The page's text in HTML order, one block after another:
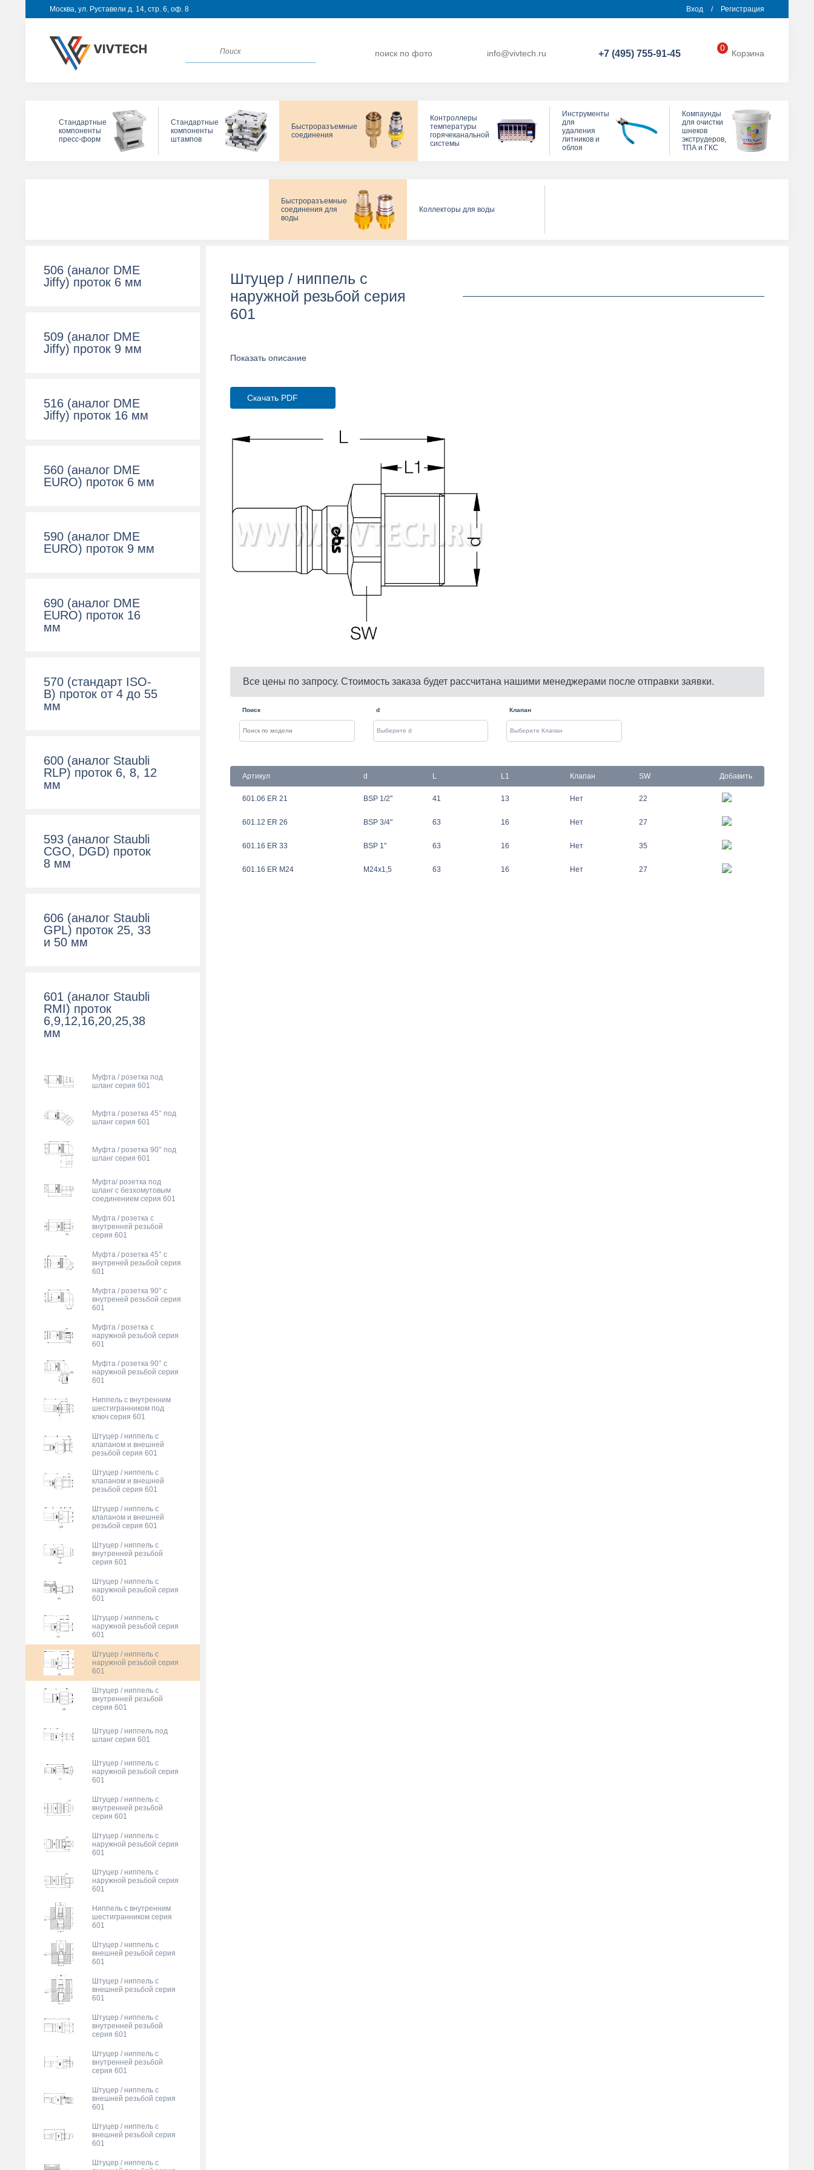
Москва, ул. Руставели д. 14, стр. 6, оф. 8 Вход / Регистрация
поиск по фото info@vivtech.ru +7 (495) 755-91-45
0
Корзина
Стандартные
компоненты
пресс-форм
Стандартные
компоненты
штампов
Быстроразъемные
соединения
Контроллеры
температуры
горячеканальной
системы
Инструменты
для
удаления
литников и
облоя
Компаунды
для очистки
шнеков
экструдеров,
ТПА и ГКС
Быстроразъемные
соединения для
воды
Коллекторы для воды
506 (аналог DME
Jiffy) проток 6 мм
509 (аналог DME
Jiffy) проток 9 мм
516 (аналог DME
Jiffy) проток 16 мм
560 (аналог DME
EURO) проток 6 мм
590 (аналог DME
EURO) проток 9 мм
690 (аналог DME
EURO) проток 16
мм
570 (cтандарт ISO-
B) проток от 4 до 55
мм
600 (aналог Staubli
RLP) проток 6, 8, 12
мм
593 (аналог Staubli
CGO, DGD) проток
8 мм
606 (аналог Staubli
GPL) проток 25, 33
и 50 мм
601 (аналог Staubli
RMI) проток
6,9,12,16,20,25,38
мм
Муфта / розетка под
шланг серия 601
Муфта / розетка 45° под
шланг серия 601
Муфта / розетка 90° под
шланг серия 601
Муфта/ розетка под
шланг с безхомутовым
соединением серия 601
Муфта / розетка с
внутренней резьбой
серия 601
Муфта / розетка 45° с
внутреней резьбой серия
601
Муфта / розетка 90° с
внутреней резьбой серия
601
Муфта / розетка с
наружной резьбой серия
601
Муфта / розетка 90° с
наружной резьбой серия
601
Ниппель с внутренним
шестигранником под
ключ серия 601
Штуцер / ниппель с
клапаном и внешней
резьбой серия 601
Штуцер / ниппель с
клапаном и внешней
резьбой серия 601
Штуцер / ниппель с
клапаном и внешней
резьбой серия 601
Штуцер / ниппель с
внутренней резьбой
серия 601
Штуцер / ниппель с
наружной резьбой серия
601
Штуцер / ниппель с
наружной резьбой серия
601
Штуцер / ниппель с
наружной резьбой серия
601
Штуцер / ниппель с
внутренней резьбой
серия 601
Штуцер / ниппель под
шланг серия 601
Штуцер / ниппель с
наружной резьбой серия
601
Штуцер / ниппель с
внутренней резьбой
серия 601
Штуцер / ниппель с
наружной резьбой серия
601
Штуцер / ниппель с
наружной резьбой серия
601
Ниппель с внутренним
шестигранником серия
601
Штуцер / ниппель с
внешней резьбой серия
601
Штуцер / ниппель с
внешней резьбой серия
601
Штуцер / ниппель с
внутренней резьбой
серия 601
Штуцер / ниппель с
внутренней резьбой
серия 601
Штуцер / ниппель с
внешней резьбой серия
601
Штуцер / ниппель с
внешней резьбой серия
601
Штуцер / ниппель с
Штуцер / ниппель с
наружной резьбой серия
601
Показать описание
Скачать PDF
Все цены по запросу. Стоимость заказа будет рассчитана нашими менеджерами после отправки заявки.
Поиск d Клапан
Артикул d L L1 Клапан SW Добавить
601.06 ER 21 BSP 1/2" 41 13 Нет 22
601.12 ER 26 BSP 3/4" 63 16 Нет 27
601.16 ER 33 BSP 1" 63 16 Нет 35
601.16 ER M24 M24x1,5 63 16 Нет 27